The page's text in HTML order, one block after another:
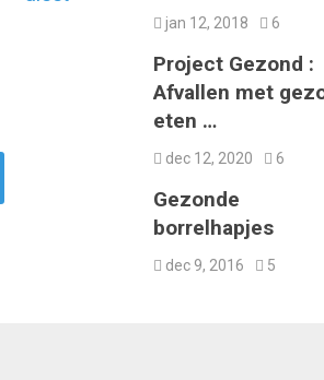
jan 12, 2018 6
Project Gezond :
Afvallen met
eten …
dec 12, 2020 6
Gezonde
borrelhapjes
dec 9, 2016 5